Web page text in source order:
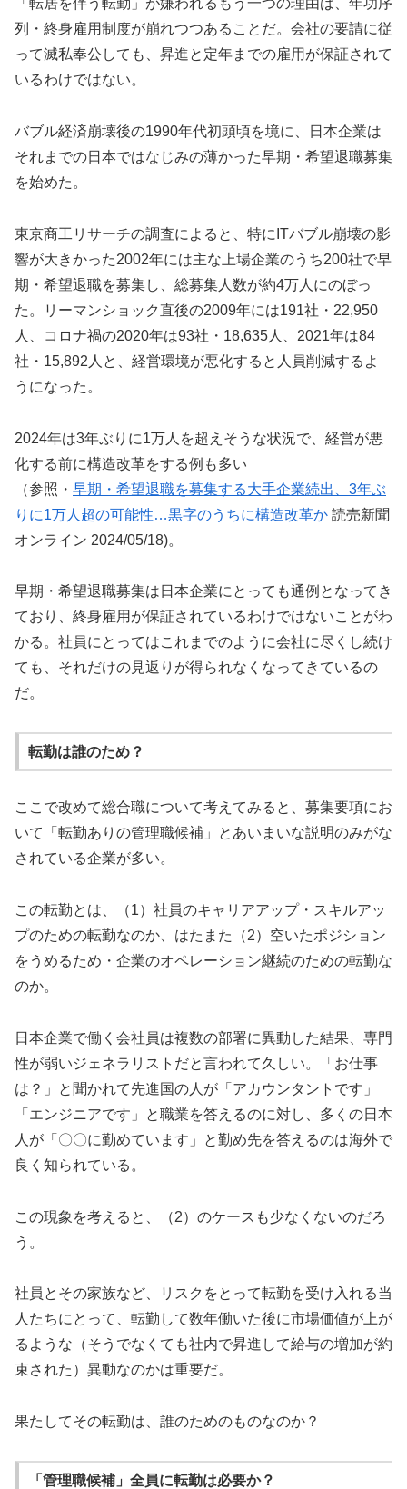
「転居を伴う転勤」が嫌われるもう一つの理由は、年功序
列・終身雇用制度が崩れつつあることだ。会社の要請に従
って滅私奉公しても、昇進と定年までの雇用が保証されて
いるわけではない。
バブル経済崩壊後の1990年代初頭頃を境に、日本企業は
それまでの日本ではなじみの薄かった早期・希望退職募集
を始めた。
東京商工リサーチの調査によると、特にITバブル崩壊の影
響が大きかった2002年には主な上場企業のうち200社で早
期・希望退職を募集し、総募集人数が約4万人にのぼっ
た。リーマンショック直後の2009年には191社・22,950
人、コロナ禍の2020年は93社・18,635人、2021年は84
社・15,892人と、経営環境が悪化すると人員削減するよ
うになった。
2024年は3年ぶりに1万人を超えそうな状況で、経営が悪
化する前に構造改革をする例も多い
（参照・ 早期・希望退職を募集する大手企業続出、3年ぶ
りに1万人超の可能性…黒字のうちに構造改革か 読売新聞
オンライン 2024/05/18)。
早期・希望退職募集は日本企業にとっても通例となってき
ており、終身雇用が保証されているわけではないことがわ
かる。社員にとってはこれまでのように会社に尽くし続け
ても、それだけの見返りが得られなくなってきているの
だ。
転勤は誰のため？
ここで改めて総合職について考えてみると、募集要項にお
いて「転勤ありの管理職候補」とあいまいな説明のみがな
されている企業が多い。
この転勤とは、（1）社員のキャリアアップ・スキルアッ
プのための転勤なのか、はたまた（2）空いたポジション
をうめるため・企業のオペレーション継続のための転勤な
のか。
日本企業で働く会社員は複数の部署に異動した結果、専門
性が弱いジェネラリストだと言われて久しい。「お仕事
は？」と聞かれて先進国の人が「アカウンタントです」
「エンジニアです」と職業を答えるのに対し、多くの日本
人が「〇〇に勤めています」と勤め先を答えるのは海外で
良く知られている。
この現象を考えると、（2）のケースも少なくないのだろ
う。
社員とその家族など、リスクをとって転勤を受け入れる当
人たちにとって、転勤して数年働いた後に市場価値が上が
るような（そうでなくても社内で昇進して給与の増加が約
束された）異動なのかは重要だ。
果たしてその転勤は、誰のためのものなのか？
「管理職候補」全員に転勤は必要か？